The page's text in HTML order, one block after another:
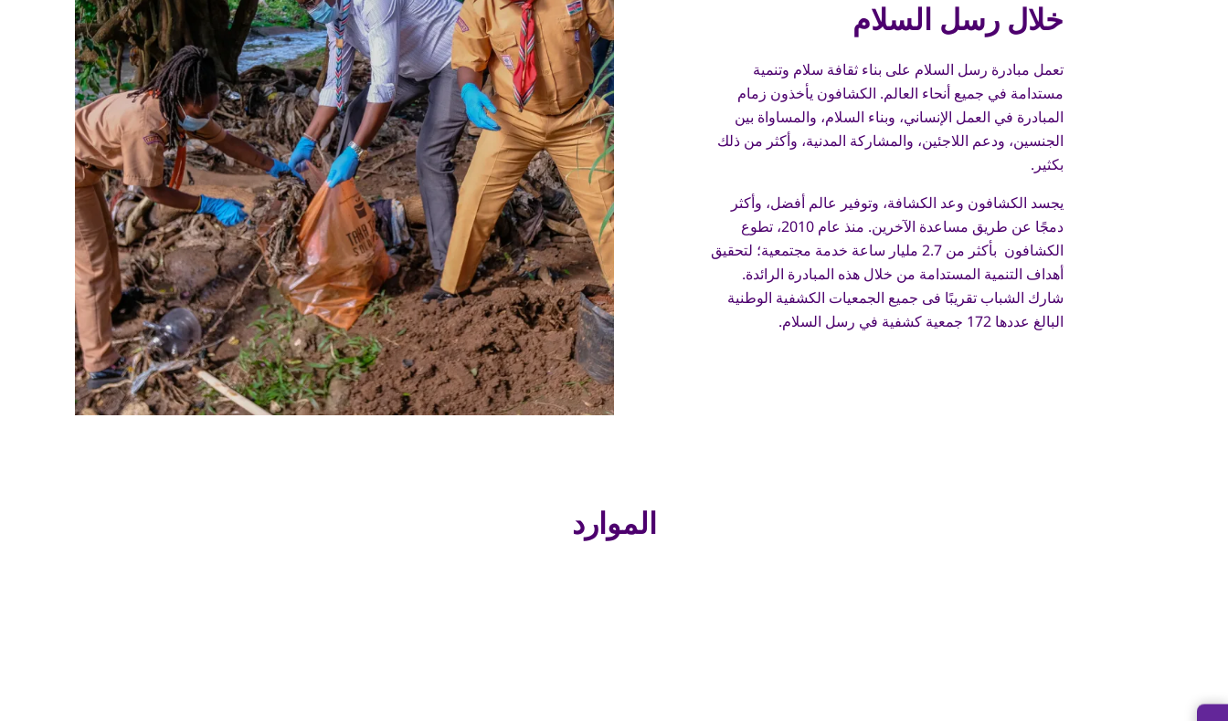
خلال رسل السلام
تعمل مبادرة رسل السلام على بناء ثقافة سلام وتنمية
مستدامة في جميع أنحاء العالم. الكشافون يأخذون زمام
المبادرة في العمل الإنساني، وبناء السلام، والمساواة بين
الجنسين، ودعم اللاجئين، والمشاركة المدنية، وأكثر من ذلك
بكثير.
يجسد الكشافون وعد الكشافة، وتوفير عالم أفضل، وأكثر
دمجًا عن طريق مساعدة الآخرين. منذ عام 2010، تطوع
الكشافون بأكثر من 2.7 مليار ساعة خدمة مجتمعية؛ لتحقيق
أهداف التنمية المستدامة من خلال هذه المبادرة الرائدة.
شارك الشباب تقريبًا فى جميع الجمعيات الكشفية الوطنية
البالغ عددها 172 جمعية كشفية في رسل السلام.
الموارد